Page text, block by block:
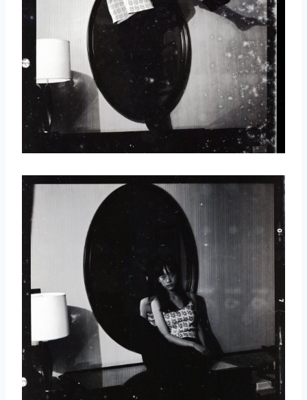
取消 搜索